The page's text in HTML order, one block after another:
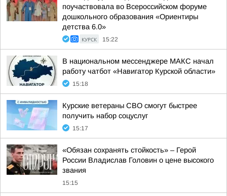
поучаствовала во Всероссийском форуме
дошкольного образования «Ориентиры
детства 6.0»
КУРСК 15:22
В национальном мессенджере МАКС начал
работу чатбот «Навигатор Курской области»
15:18
Курские ветераны СВО смогут быстрее
получить набор соцуслуг
15:17
«Обязан сохранять стойкость» – Герой
России Владислав Головин о цене высокого
звания
15:15